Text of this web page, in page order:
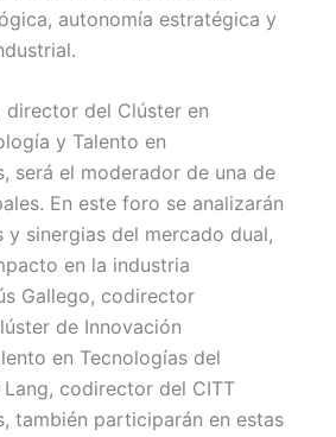
autonomía estratégica y
director del Clúster en
y Talento en
será el moderador de una de
En este foro se analizarán
y sinergias del mercado dual,
en la industria
Gallego, codirector
de Innovación
en Tecnologías del
codirector del CITT
también participarán en estas